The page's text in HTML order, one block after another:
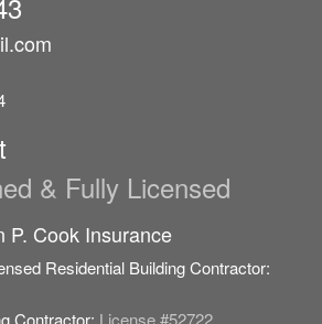
& Fully Licensed
P. Cook Insurance
Residential Building Contractor:
Contractor: License #52722